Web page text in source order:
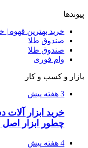
پیوندها
خرید بهترین قهوه |
صندوق طلا
صندوق طلا
وام فوری
بازار و کسب و کار
3 هفته پیش
خرید ابزار
چطور ابزار اصل
4 هفته پیش